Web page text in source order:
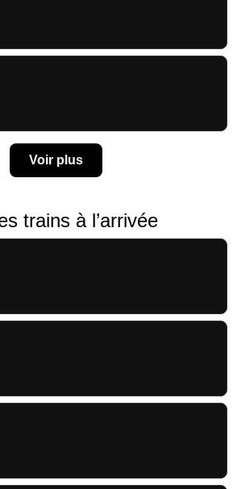
Voir plus
trains à l’arrivée